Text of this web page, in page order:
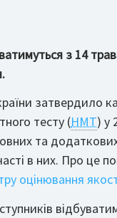
з 14
затвердило
тесту (НМТ) у
та
в них. Про це
оцінювання